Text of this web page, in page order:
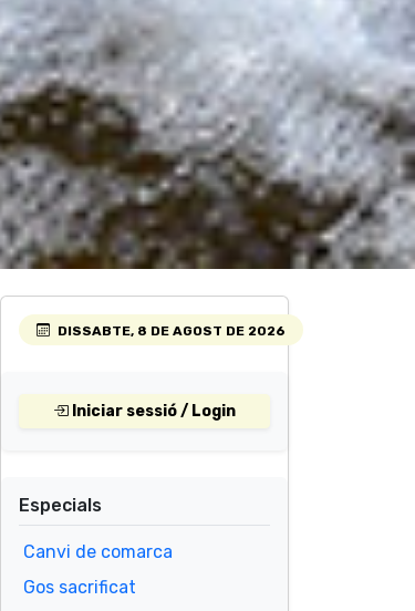
DISSABTE, 8 DE AGOST DE 2026
Iniciar sessió / Login
Especials
Canvi de comarca
Gos sacrificat